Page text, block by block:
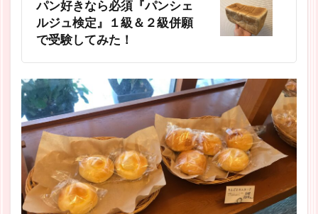
パン好きなら必須『パンシェ
ルジュ検定』１級＆２級併願
で受験してみた！